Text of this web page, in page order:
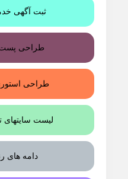
ثبت آگهی
طراحی پست
طراحی
لیست سایتهای
دامه های